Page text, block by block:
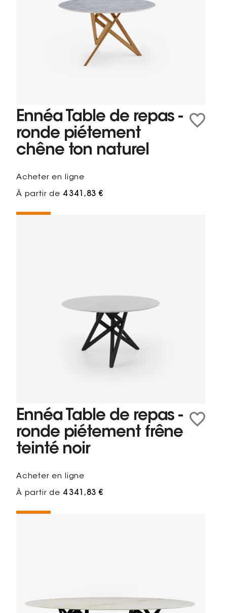
Ennéa Table de repas -
ronde piétement
chêne ton naturel
Acheter en ligne
À partir de 4 341,83 €
Ennéa Table de repas -
ronde piétement frêne
teinté noir
Acheter en ligne
À partir de 4 341,83 €